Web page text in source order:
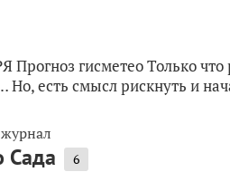
гисметео Только
есть смысл рискнуть и
Сада 6